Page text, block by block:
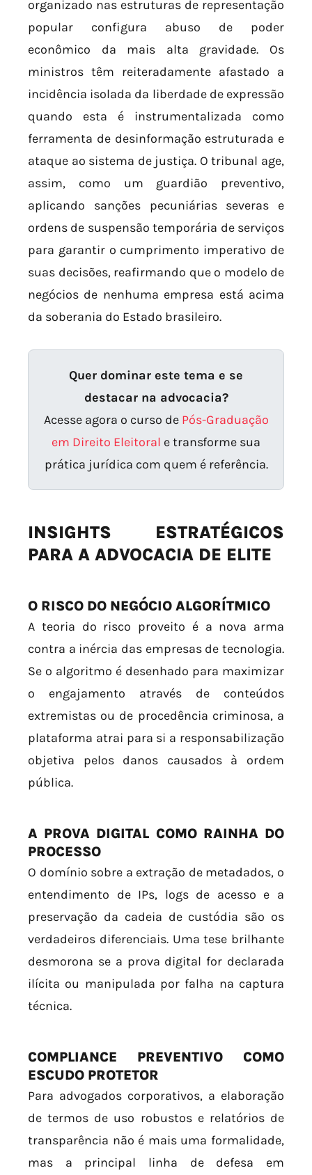
organizado nas estruturas de representação
popular configura abuso de poder
econômico da mais alta gravidade. Os
ministros têm reiteradamente afastado a
incidência isolada da liberdade de expressão
quando esta é instrumentalizada como
ferramenta de desinformação estruturada e
ataque ao sistema de justiça. O tribunal age,
assim, como um guardião preventivo,
aplicando sanções pecuniárias severas e
ordens de suspensão temporária de serviços
para garantir o cumprimento imperativo de
suas decisões, reafirmando que o modelo de
negócios de nenhuma empresa está acima
da soberania do Estado brasileiro.
Quer dominar este tema e se
destacar na advocacia?
Acesse agora o curso de Pós-Graduação
em Direito Eleitoral e transforme sua
prática jurídica com quem é referência.
INSIGHTS ESTRATÉGICOS
PARA A ADVOCACIA DE ELITE
O RISCO DO NEGÓCIO ALGORÍTMICO
A teoria do risco proveito é a nova arma
contra a inércia das empresas de tecnologia.
Se o algoritmo é desenhado para maximizar
o engajamento através de conteúdos
extremistas ou de procedência criminosa, a
plataforma atrai para si a responsabilização
objetiva pelos danos causados à ordem
pública.
A PROVA DIGITAL COMO RAINHA DO
PROCESSO
O domínio sobre a extração de metadados, o
entendimento de IPs, logs de acesso e a
preservação da cadeia de custódia são os
verdadeiros diferenciais. Uma tese brilhante
desmorona se a prova digital for declarada
ilícita ou manipulada por falha na captura
técnica.
COMPLIANCE PREVENTIVO COMO
ESCUDO PROTETOR
Para advogados corporativos, a elaboração
de termos de uso robustos e relatórios de
transparência não é mais uma formalidade,
mas a principal linha de defesa em